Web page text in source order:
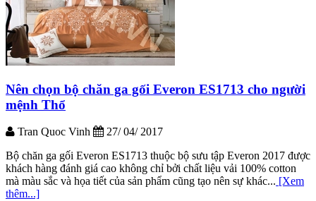
Nên chọn bộ chăn ga gối Everon ES1713 cho người
mệnh Thổ
Tran Quoc Vinh
27/ 04/ 2017
Bộ chăn ga gối Everon ES1713 thuộc bộ sưu tập Everon 2017 được
khách hàng đánh giá cao không chỉ bởi chất liệu vải 100% cotton
mà màu sắc và họa tiết của sản phẩm cũng tạo nên sự khác... [Xem
thêm...]